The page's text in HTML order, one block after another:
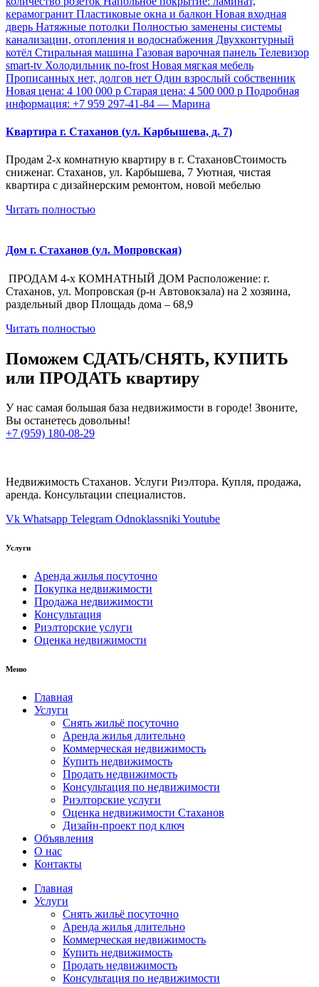
Квартира г. Стаханов (ул. Карбышева, д. 7)
Продам 2-х комнатную квартиру в г. СтахановСтоимость
сниженаг. Стаханов, ул. Карбышева, 7 Уютная, чистая
квартира с дизайнерским ремонтом, новой мебелью
Читать полностью
Дом г. Стаханов (ул. Мопровская)
ПРОДАМ 4-х КОМНАТНЫЙ ДОМ Расположение: г.
Стаханов, ул. Мопровская (р-н Автовокзала) на 2 хозяина,
раздельный двор Площадь дома – 68,9
Читать полностью
Поможем СДАТЬ/СНЯТЬ, КУПИТЬ
или ПРОДАТЬ квартиру
У нас самая большая база недвижимости в городе! Звоните,
Вы останетесь довольны!
+7 (959) 180-08-29
Недвижимость Стаханов. Услуги Риэлтора. Купля, продажа,
аренда. Консультации специалистов.
Vk Whatsapp Telegram OdnoklassnikiYoutube
Услуги
Аренда жилья посуточно
Покупка недвижимости
Продажа недвижимости
Консультация
Риэлторские услуги
Оценка недвижимости
Меню
Главная
Услуги
Снять жильё посуточно
Аренда жилья длительно
Коммерческая недвижимость
Купить недвижимость
Продать недвижимость
Консультация по недвижимости
Риэлторские услуги
Оценка недвижимости Стаханов
Дизайн-проект под ключ
Объявления
О нас
Контакты
Главная
Услуги
Снять жильё посуточно
Аренда жилья длительно
Коммерческая недвижимость
Купить недвижимость
Продать недвижимость
Консультация по недвижимости